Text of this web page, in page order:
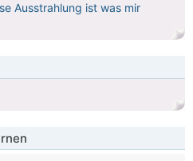
Ausstrahlung ist was mir